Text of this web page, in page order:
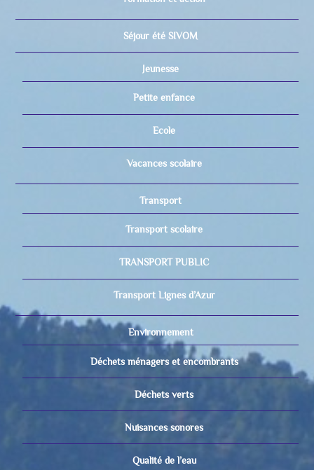
Séjour été SIVOM
Jeunesse
Petite enfance
Ecole
Vacances scolaire
Transport
Transport scolaire
TRANSPORT PUBLIC
Transport Lignes d’Azur
Environnement
Déchets ménagers et encombrants
Déchets verts
Nuisances sonores
Qualité de l’eau